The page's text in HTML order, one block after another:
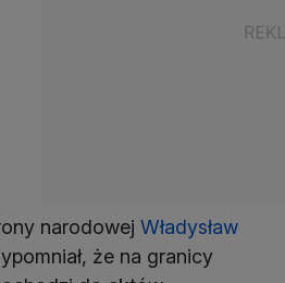
narodowej Władysław
że na granicy